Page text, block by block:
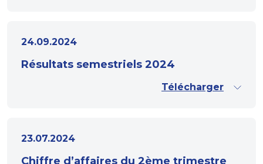
24.09.2024
Résultats semestriels 2024
Télécharger
23.07.2024
Chiffre d’affaires du 2ème trimestre